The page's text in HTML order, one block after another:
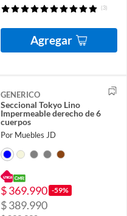
(3)
Agregar
GENERICO
Seccional Tokyo Lino
Impermeable derecho de 6
cuerpos
Por Muebles JD
$ 369.990 -59%
$ 389.990